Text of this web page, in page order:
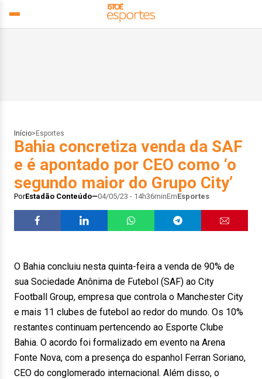
Início> Esportes
Bahia concretiza venda da SAF
e é apontado por CEO como ‘o
segundo maior do Grupo City’
PorEstadão Conteúdo 04/05/23 - 14h36minEmEsportes
O Bahia concluiu nesta quinta-feira a venda de 90% de
sua Sociedade Anônima de Futebol (SAF) ao City
Football Group, empresa que controla o Manchester City
e mais 11 clubes de futebol ao redor do mundo. Os 10%
restantes continuam pertencendo ao Esporte Clube
Bahia. O acordo foi formalizado em evento na Arena
Fonte Nova, com a presença do espanhol Ferran Soriano,
CEO do conglomerado internacional. Além disso, o